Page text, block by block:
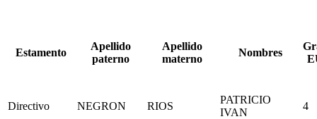
Estamento
Apellido
paterno
Apellido
materno
Nombres
Directivo NEGRON RIOS
PATRICIO
IVAN
4